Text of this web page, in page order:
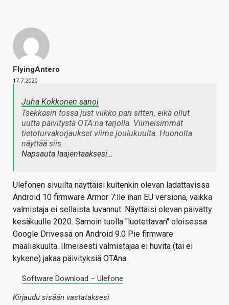
FlyingAntero
17.7.2020
Juha Kokkonen sanoi
Tsekkasin tossa just viikko pari sitten, eikä ollut
uutta päivitystä OTA:na tarjolla. Viimeisimmät
tietoturvakorjaukset viime joulukuulta. Huonolta
näyttää siis.
Napsauta laajentaaksesi…
Ulefonen sivuilta näyttäisi kuitenkin olevan ladattavissa
Android 10 firmware Armor 7:lle ihan EU versiona, vaikka
valmistaja ei sellaista luvannut. Näyttäisi olevan päivätty
kesäkuulle 2020. Samoin tuolla "luotettavan" oloisessa
Google Drivessä on Android 9.0 Pie firmware
maaliskuulta. Ilmeisesti valmistajaa ei huvita (tai ei
kykene) jakaa päivityksiä OTAna.
Software Download – Ulefone
Kirjaudu sisään vastataksesi